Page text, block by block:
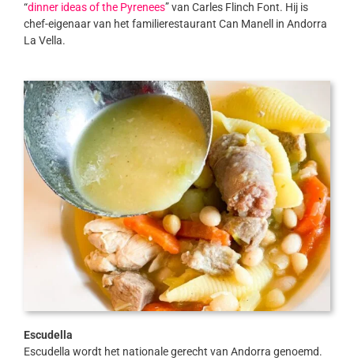
“dinner ideas of the Pyrenees” van Carles Flinch Font. Hij is
chef-eigenaar van het familierestaurant Can Manell in Andorra
La Vella.
Escudella
Escudella wordt het nationale gerecht van Andorra genoemd.